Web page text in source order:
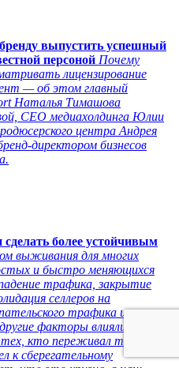
выпустить успешный
персоной Почему
лицензирование
— об этом главный
Наталья Тимашова
СЕО медиахолдинга Юлии
центра Андрея
директором бизнесов
более устойчивым
выживания для многих
и быстро меняющихся
трафика, закрытие
селлеров на
трафика из
факторы влияли на
кто переживал те или
к сберегательному